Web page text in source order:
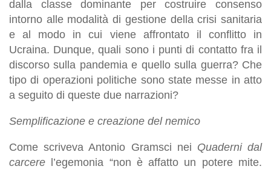
dalla classe dominante per costruire consenso
intorno alle modalità di gestione della crisi sanitaria
e al modo in cui viene affrontato il conflitto in
Ucraina. Dunque, quali sono i punti di contatto fra il
discorso sulla pandemia e quello sulla guerra? Che
tipo di operazioni politiche sono state messe in atto
a seguito di queste due narrazioni?
Semplificazione e creazione del nemico
Come scriveva Antonio Gramsci nei Quaderni dal
carcere l’egemonia “non è affatto un potere mite.